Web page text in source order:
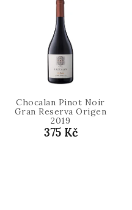
Chocalan Pinot Noir
Gran Reserva Origen
2019
375 Kč